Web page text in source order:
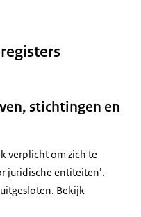
stichtingen en
verplicht om zich te
juridische entiteiten’.
Bekijk